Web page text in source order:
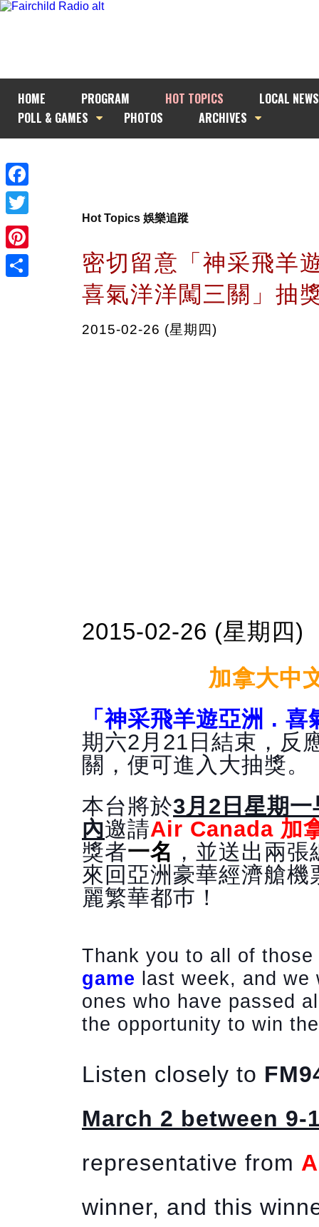
HOME PROGRAM HOT TOPICS
LOCAL NEWS
POLL & GAMES
PHOTOS ARCHIVES
Facebook
Twitter
Pinterest
Hot Topics 娛樂追蹤
密切留意「神采飛羊
喜氣洋洋闖三關」抽
2015-02-26 (星期四)
2015-02-26 (星期四)
加拿大中
「神采飛羊遊亞洲 .
期六2月21日結束，反
關，便可進入大抽獎。
本台將於3月2日星期
內邀請Air Canada 加
獎者一名 ，並送出兩
來回亞洲豪華經濟艙
麗繁華都巿！
Thank you to all of
game last week, and we
ones who have passed
the opportunity to win
Listen closely to
March 2 between 9-
representative from
winner, and this